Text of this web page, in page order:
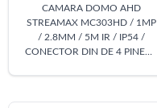
CAMARA DOMO AHD
STREAMAX MC303HD / 1MP
/ 2.8MM / 5M IR / IP54 /
CONECTOR DIN DE 4 PINES /